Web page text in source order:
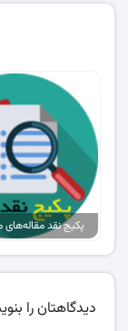
دیدگاهتان را